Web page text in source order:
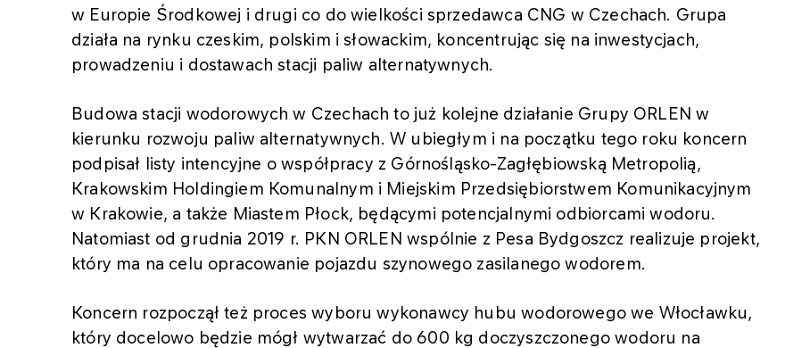
w Europie Środkowej i drugi co do wielkości sprzedawca CNG w Czechach. Grupa
działa na rynku czeskim, polskim i słowackim, koncentrując się na inwestycjach,
prowadzeniu i dostawach stacji paliw alternatywnych.
Budowa stacji wodorowych w Czechach to już kolejne działanie Grupy ORLEN w
kierunku rozwoju paliw alternatywnych. W ubiegłym i na początku tego roku koncern
podpisał listy intencyjne o współpracy z Górnośląsko-Zagłębiowską Metropolią,
Krakowskim Holdingiem Komunalnym i Miejskim Przedsiębiorstwem Komunikacyjnym
w Krakowie, a także Miastem Płock, będącymi potencjalnymi odbiorcami wodoru.
Natomiast od grudnia 2019 r. PKN ORLEN wspólnie z Pesa Bydgoszcz realizuje projekt,
który ma na celu opracowanie pojazdu szynowego zasilanego wodorem.
Koncern rozpoczął też proces wyboru wykonawcy hubu wodorowego we Włocławku,
który docelowo będzie mógł wytwarzać do 600 kg doczyszczonego wodoru na